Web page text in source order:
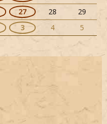
27 28
29
3 4 5